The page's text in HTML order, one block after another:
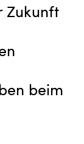
Zukunft
beim